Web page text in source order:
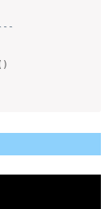
)